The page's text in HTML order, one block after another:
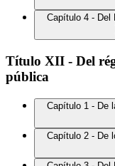
Capítulo 4 - Del
Título XII - Del
pública
Capítulo 1 - De
Capítulo 2 - De